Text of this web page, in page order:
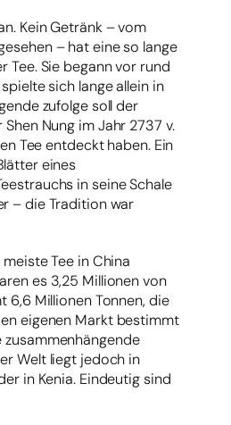
Kein Getränk – vom
– hat eine so lange
Tee. Sie begann vor rund
sich lange allein in
zufolge soll der
Nung im Jahr 2737 v.
Tee entdeckt haben. Ein
eines
in seine Schale
– die Tradition war
Tee in China
es 3,25 Millionen von
6,6 Millionen Tonnen, die
eigenen Markt bestimmt
Welt liegt jedoch in
in Kenia. Eindeutig sind